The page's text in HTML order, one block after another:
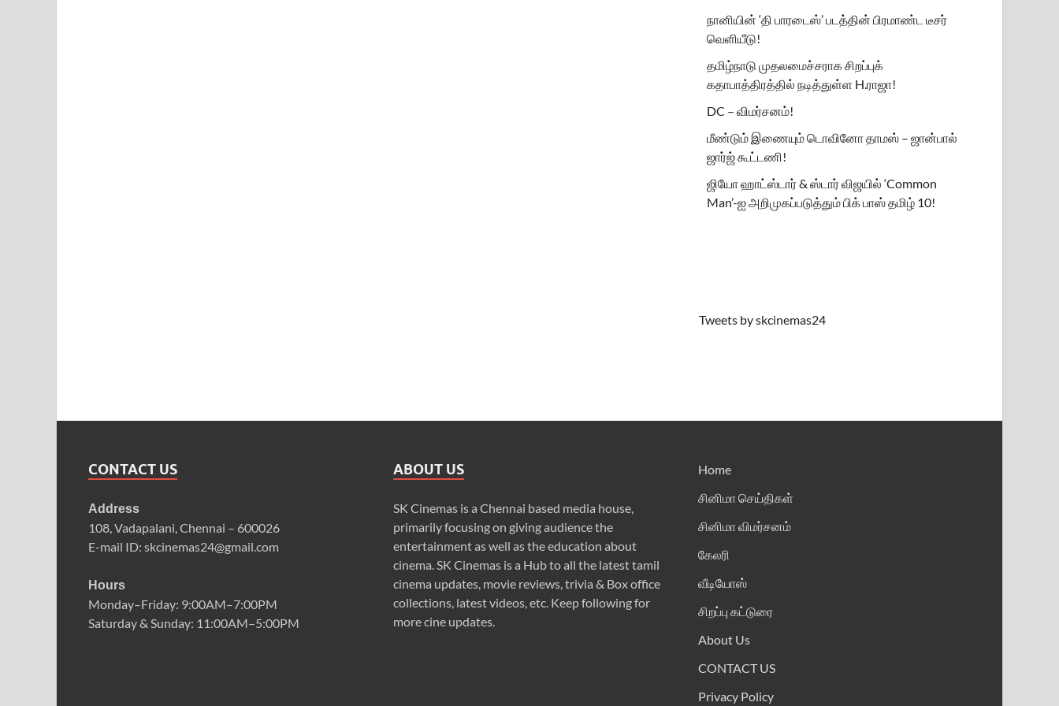
நானியின் ‘தி பாரடைஸ்’ படத்தின் பிரமாண்ட டீசர்
வெளியீடு!
தமிழ்நாடு முதலமைச்சராக சிறப்புக்
கதாபாத்திரத்தில் நடித்துள்ள H.ராஜா!
DC – விமர்சனம்!
மீண்டும் இணையும் டொவினோ தாமஸ் – ஜான்பால்
ஜார்ஜ் கூட்டணி!
ஜியோ ஹாட்ஸ்டார் & ஸ்டார் விஜயில் ‘Common
Man’-ஐ அறிமுகப்படுத்தும் பிக் பாஸ் தமிழ் 10!
Tweets by skcinemas24
CONTACT US
Address
108, Vadapalani, Chennai – 600026
E-mail ID: skcinemas24@gmail.com
Hours
Monday–Friday: 9:00AM–7:00PM
Saturday & Sunday: 11:00AM–5:00PM
ABOUT US
SK Cinemas is a Chennai based media house,
primarily focusing on giving audience the
entertainment as well as the education about
cinema. SK Cinemas is a Hub to all the latest tamil
cinema updates, movie reviews, trivia & Box office
collections, latest videos, etc. Keep following for
more cine updates.
Home
சினிமா செய்திகள்
சினிமா விமர்சனம்
கேலரி
வீடியோஸ்
சிறப்பு கட்டுரை
About Us
CONTACT US
Privacy Policy